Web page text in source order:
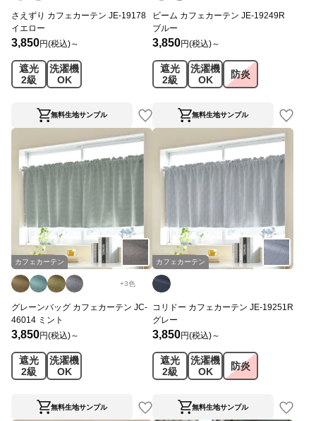
さえずり カフェカーテン JE-19178
イエロー
3,850円(税込)～
遮光
2級
洗濯機
OK
無料生地サンプル
ビーム カフェカーテン JE-19249R
ブルー
3,850円(税込)～
遮光
2級
洗濯機
OK
防炎
無料生地サンプル
カフェカーテン
+3色
グレーンバッグ カフェカーテン JC-
46014 ミント
3,850円(税込)～
遮光
2級
洗濯機
OK
無料生地サンプル
カフェカーテン
コリドー カフェカーテン JE-19251R
グレー
3,850円(税込)～
遮光
2級
洗濯機
OK
防炎
無料生地サンプル